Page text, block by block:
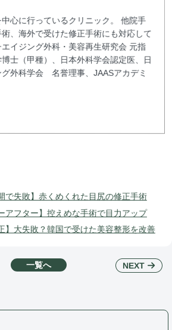
心に行っているクリニック。 他院手
、海外で受けた修正手術にも対応して
イジング外科・美容再生研究会 元指
士（甲種）、日本外科学会認定医、日
外科学会 名誉理事、JAASアカデミ
で失敗】赤くめくれた目尻の修正手術
アフター】控えめな手術で目力アップ
】大失敗？韓国で受けた美容整形を改善
一覧へ NEXT